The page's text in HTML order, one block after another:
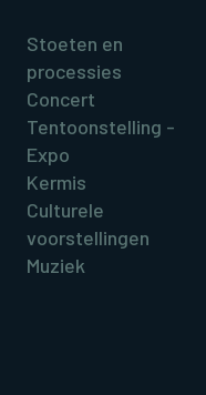
Stoeten en
processies
Concert
Tentoonstelling -
Expo
Kermis
Culturele
voorstellingen
Muziek